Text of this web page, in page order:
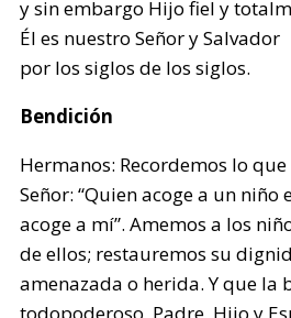
y sin embargo Hijo fiel y
Él es nuestro Señor y Salvador
por los siglos de los siglos.
Bendición
Hermanos: Recordemos lo
Señor: “Quien acoge a un
acoge a mí”. Amemos a los
de ellos; restauremos su
amenazada o herida. Y que la